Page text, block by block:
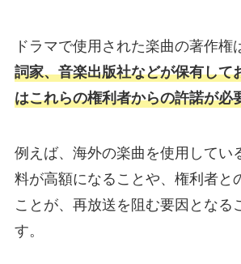
ドラマで使用された楽曲の著作権
詞家、音楽出版社などが保有して
はこれらの権利者からの許諾が必
例えば、海外の楽曲を使用してい
料が高額になることや、権利者と
ことが、再放送を阻む要因となる
す。